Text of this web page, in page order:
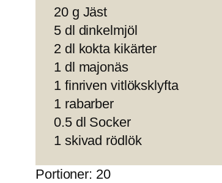
20 g Jäst
5 dl dinkelmjöl
2 dl kokta kikärter
1 dl majonäs
1 finriven vitlöksklyfta
1 rabarber
0.5 dl Socker
1 skivad rödlök
Portioner: 20